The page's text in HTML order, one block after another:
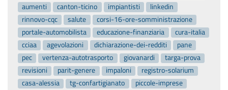
aumenti
canton-ticino impiantisti
linkedin
rinnovo-cqc
salute
corsi-16-ore-somministrazione
portale-automobilista
educazione-finanziaria
cura-italia
cciaa
agevolazioni dichiarazione-dei-redditi
pane
pec
vertenza-autotrasporto giovanardi
targa-prova
revisioni
parit-genere impaloni
registro-solarium
casa-alessia
tg-confartigianato
piccole-imprese